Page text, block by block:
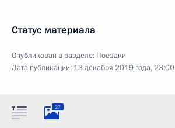
Статус материала
Опубликован в разделе: Поездки
Дата публикации: 13 декабря 2019 года, 23:00
27